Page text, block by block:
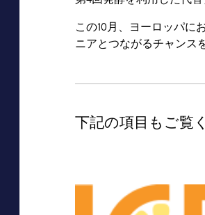
この10月、ヨーロッパに
ニアとつながるチャンス
下記の項目もご覧